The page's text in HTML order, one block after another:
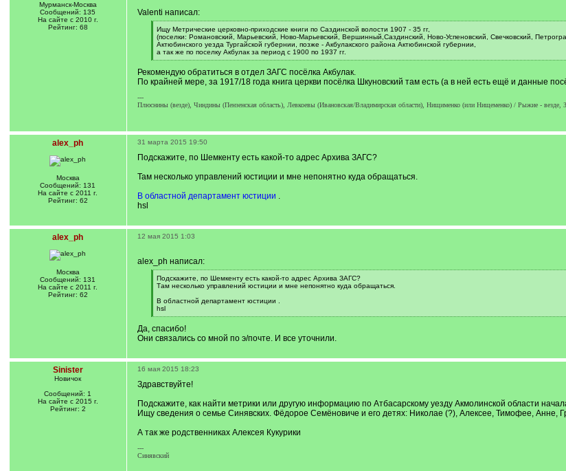
Мурманск-Москва
Сообщений: 135
На сайте с 2010 г.
Рейтинг: 68
Valenti написал:
[
q
]
Ищу Метрические церковно-приходские книги по Саздинской волости 1907 - 35 гг,
(поселки: Романовский, Марьевский, Ново-Марьевский, Вершинный,Саздинский, Ново-Успеновский, Свечковский,
Актюбинского уезда Тургайской губернии, позже - Акбулакского района Актюбинской губернии,
а так же по поселку Акбулак за период с 1900 по 1937 гг.
[
q
]
Рекомендую обратиться в отдел ЗАГС посёлка Акбулак.
По крайней мере, за 1917/18 года книга церкви посёлка Шкуновский там есть (а в ней есть ещё и данные
---
Плюснины (везде), Чиндины (Пензенская область), Левкоевы (Ивановская/Владимирская области), Нищименко (или Нищеменко) / Рыжие -
alex_ph
Москва
Сообщений: 131
На сайте с 2011 г.
Рейтинг: 62
31 марта 2015 19:50
Подскажите, по Шемкенту есть какой-то адрес Архива ЗАГС?
Там несколько управлений юстиции и мне непонятно куда обращаться.
В областной департамент юстиции .
hsl
alex_ph
Москва
Сообщений: 131
На сайте с 2011 г.
Рейтинг: 62
12 мая 2015 1:03
alex_ph написал:
[
q
Подскажите, по Шемкенту есть какой-то адрес Архива ЗАГС?
Там несколько управлений юстиции и мне непонятно куда обращаться.
В областной департамент юстиции .
hsl
[
q
]
Да, спасибо!
Они связались со мной по э/почте. И все уточнили.
Sinister
Новичок
Сообщений: 1
На сайте с 2015 г.
Рейтинг: 2
16 мая 2015 18:23
Здравствуйте!
Подскажите, как найти метрики или другую информацию по Атбасарскому уезду Акмолинской области
Ищу сведения о семье Синявских. Фёдорое Семёновиче и его детях: Николае (?), Алексее, Тимофее, Анне,
А так же родственниках Алексея Кукурики
---
Синявский